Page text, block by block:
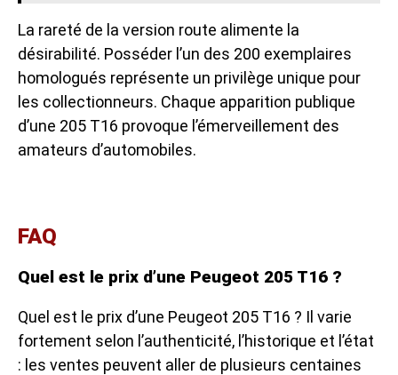
La rareté de la version route alimente la
désirabilité. Posséder l’un des 200 exemplaires
homologués représente un privilège unique pour
les collectionneurs. Chaque apparition publique
d’une 205 T16 provoque l’émerveillement des
amateurs d’automobiles.
FAQ
Quel est le prix d’une Peugeot 205 T16 ?
Quel est le prix d’une Peugeot 205 T16 ? Il varie
fortement selon l’authenticité, l’historique et l’état
: les ventes peuvent aller de plusieurs centaines